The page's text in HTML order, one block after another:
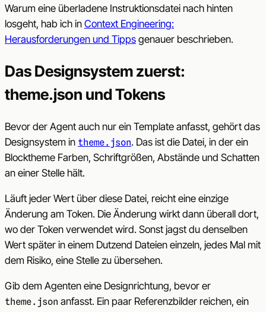
Warum eine überladene Instruktionsdatei nach hinten
losgeht, hab ich in Context Engineering:
Herausforderungen und Tipps genauer beschrieben.
Das Designsystem zuerst:
theme.json und Tokens
Bevor der Agent auch nur ein Template anfasst, gehört das
Designsystem in theme.json. Das ist die Datei, in der ein
Blocktheme Farben, Schriftgrößen, Abstände und Schatten
an einer Stelle hält.
Läuft jeder Wert über diese Datei, reicht eine einzige
Änderung am Token. Die Änderung wirkt dann überall dort,
wo der Token verwendet wird. Sonst jagst du denselben
Wert später in einem Dutzend Dateien einzeln, jedes Mal mit
dem Risiko, eine Stelle zu übersehen.
Gib dem Agenten eine Designrichtung, bevor er
theme.json anfasst. Ein paar Referenzbilder reichen, ein